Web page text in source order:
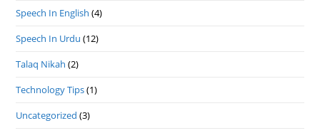
Speech In English (4)
Speech In Urdu (12)
Talaq Nikah (2)
Technology Tips(1)
Uncategorized (3)